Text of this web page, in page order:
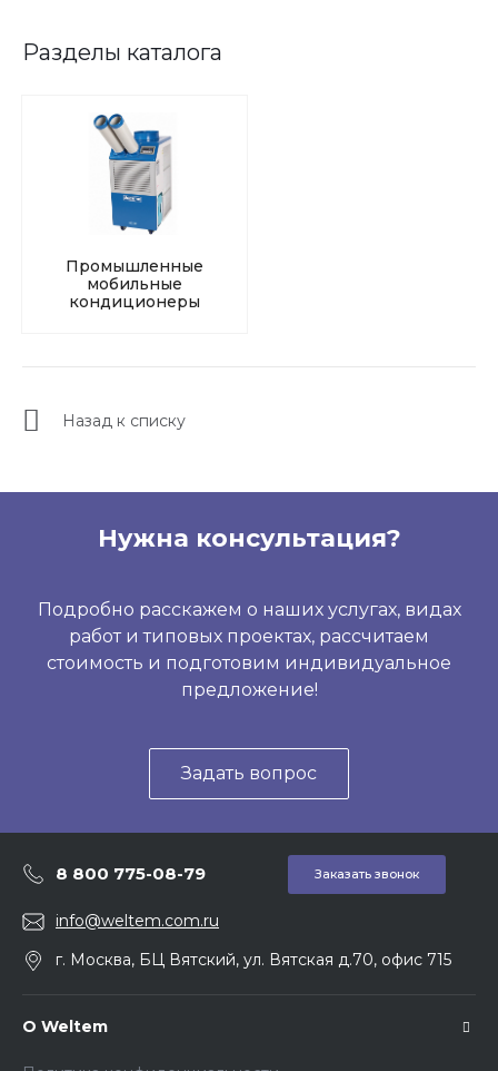
Разделы каталога
Промышленные
мобильные
кондиционеры
Назад к списку
Нужна консультация?
Подробно расскажем о наших услугах, видах
работ и типовых проектах, рассчитаем
стоимость и подготовим индивидуальное
предложение!
Задать вопрос
8 800 775-08-79 Заказать звонок
info@weltem.com.ru
г. Москва, БЦ Вятский, ул. Вятская д.70, офис 715
О Weltem